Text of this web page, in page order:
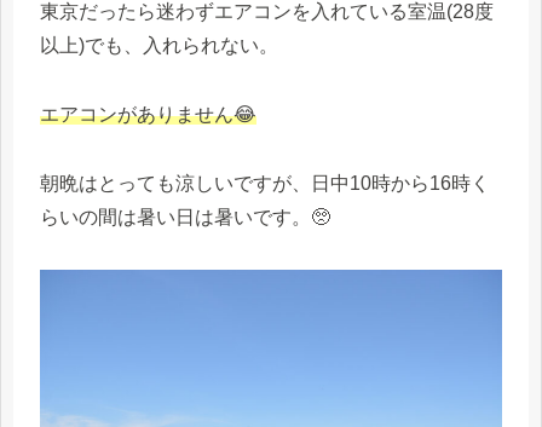
東京だったら迷わずエアコンを入れている室温(28度
以上)でも、入れられない。
エアコンがありません😂
朝晩はとっても涼しいですが、日中10時から16時く
らいの間は暑い日は暑いです。🥺